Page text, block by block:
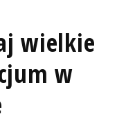
wielkie
w